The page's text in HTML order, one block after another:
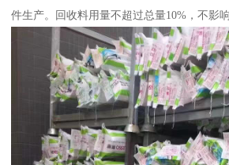
件生产。回收料用量不超过总量10%，不影